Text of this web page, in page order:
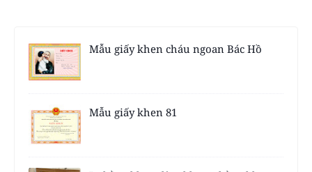
Mẫu giấy khen cháu ngoan Bác Hồ
Mẫu giấy khen 81